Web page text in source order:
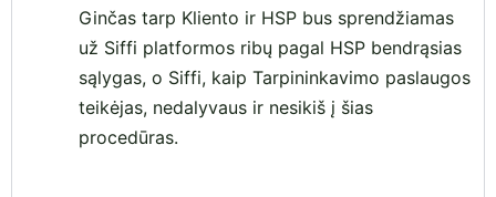
Ginčas tarp Kliento ir HSP bus sprendžiamas
už Siffi platformos ribų pagal HSP bendrąsias
sąlygas, o Siffi, kaip Tarpininkavimo paslaugos
teikėjas, nedalyvaus ir nesikiš į šias
procedūras.